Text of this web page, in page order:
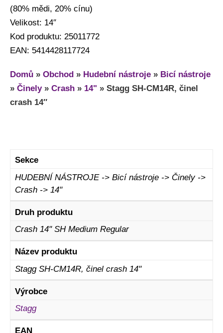
(80% mědi, 20% cínu)
Velikost: 14″
Kod produktu: 25011772
EAN: 5414428117724
Domů » Obchod » Hudební nástroje » Bicí nástroje
» Činely» Crash » 14" » Stagg SH-CM14R, činel
crash 14″
Sekce
HUDEBNÍ NÁSTROJE -> Bicí nástroje -> Činely ->
Crash -> 14"
Druh produktu
Crash 14" SH Medium Regular
Název produktu
Stagg SH-CM14R, činel crash 14"
Výrobce
Stagg
EAN